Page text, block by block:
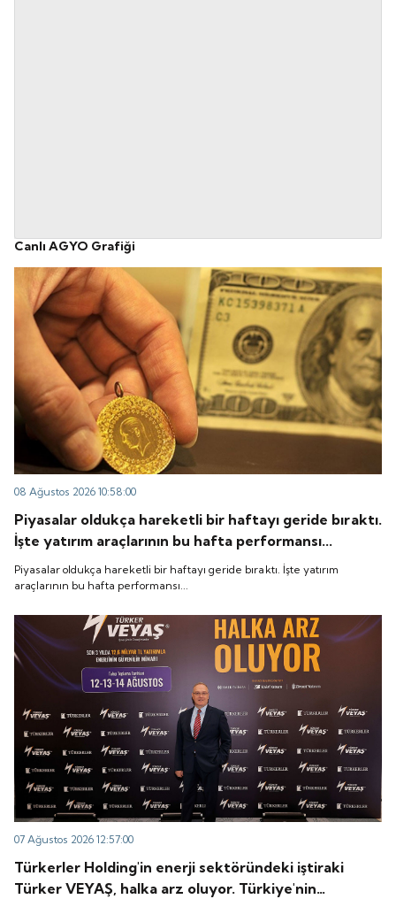
Canlı AGYO Grafiği
08 Ağustos 2026 10:58:00
Piyasalar oldukça hareketli bir haftayı geride bıraktı.
İşte yatırım araçlarının bu hafta performansı...
Piyasalar oldukça hareketli bir haftayı geride bıraktı. İşte yatırım
araçlarının bu hafta performansı...
07 Ağustos 2026 12:57:00
Türkerler Holding'in enerji sektöründeki iştiraki
Türker VEYAŞ, halka arz oluyor. Türkiye'nin